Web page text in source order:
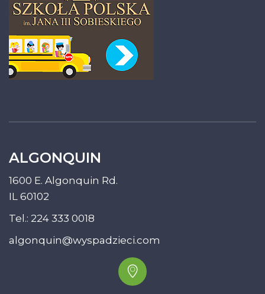
ALGONQUIN
1600 E. Algonquin Rd.
IL 60102
Tel.: 224 333 0018
algonquin@wyspadzieci.com